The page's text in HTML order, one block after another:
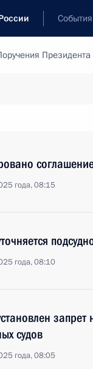
События
Президента
года, 08:15
года, 08:10
судов
года, 08:05